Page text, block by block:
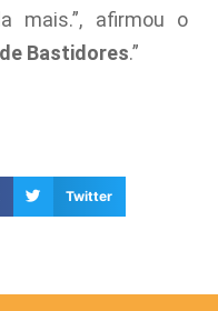
mais.”, afirmou o
Bastidores.”
Twitter